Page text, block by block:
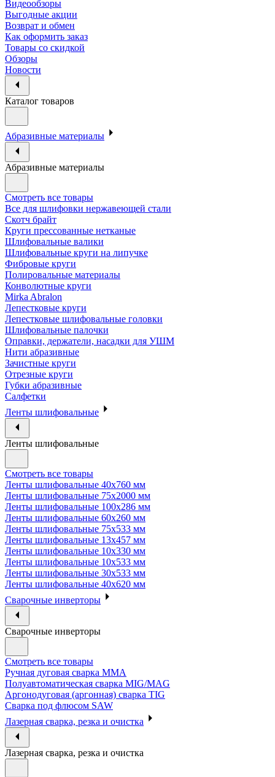
Видеообзоры
Выгодные акции
Возврат и обмен
Как оформить заказ
Товары со скидкой
Обзоры
Новости
Каталог товаров
Абразивные материалы
Абразивные материалы
Смотреть все товары
Все для шлифовки нержавеющей стали
Скотч брайт
Круги прессованные нетканые
Шлифовальные валики
Шлифовальные круги на липучке
Фибровые круги
Полировальные материалы
Конволютные круги
Mirka Abralon
Лепестковые круги
Лепестковые шлифовальные головки
Шлифовальные палочки
Оправки, держатели, насадки для УШМ
Нити абразивные
Зачистные круги
Отрезные круги
Губки абразивные
Салфетки
Ленты шлифовальные
Ленты шлифовальные
Смотреть все товары
Ленты шлифовальные 40х760 мм
Ленты шлифовальные 75х2000 мм
Ленты шлифовальные 100х286 мм
Ленты шлифовальные 60х260 мм
Ленты шлифовальные 75х533 мм
Ленты шлифовальные 13х457 мм
Ленты шлифовальные 10х330 мм
Ленты шлифовальные 10х533 мм
Ленты шлифовальные 30х533 мм
Ленты шлифовальные 40х620 мм
Сварочные инверторы
Сварочные инверторы
Смотреть все товары
Ручная дуговая сварка MMA
Полуавтоматическая сварка MIG/MAG
Аргонодуговая (аргонная) сварка TIG
Сварка под флюсом SAW
Лазерная сварка, резка и очистка
Лазерная сварка, резка и очистка